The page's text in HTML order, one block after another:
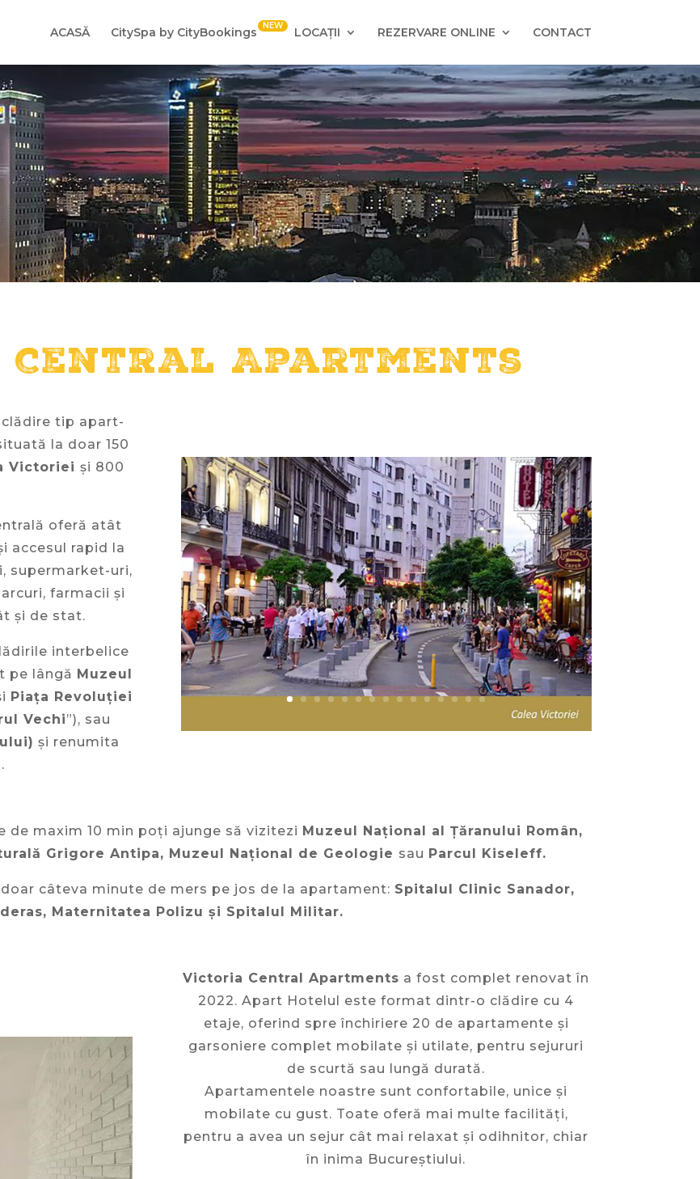
ACASĂ CitySpa by CityBookings LOCAȚII REZERVARE ONLINE CONTACT
Apartments
tip apart-
la doar 150
Victorieiși 800
oferă atât
accesul rapid la
supermarket-uri,
farmacii și
și de stat.
interbelice
pe lângă Muzeul
Piața Revoluției
Vechi”), sau
și renumita
de maxim 10 min poți ajunge să vizitezi Muzeul Național al Țăranului Român,
Grigore Antipa, Muzeul Național de Geologie sau Parcul Kiseleff.
câteva minute de mers pe jos de la apartament: Spitalul Clinic Sanador,
Maternitatea Polizu și Spitalul Militar.
Victoria Central Apartments a fost complet renovat în
2022. Apart Hotelul este format dintr-o clădire cu 4
etaje, oferind spre închiriere 20 de apartamente și
garsoniere complet mobilate și utilate, pentru sejururi
de scurtă sau lungă durată.
Apartamentele noastre sunt confortabile, unice și
mobilate cu gust. Toate oferă mai multe facilități,
pentru a avea un sejur cât mai relaxat și odihnitor, chiar
în inima Bucureștiului.